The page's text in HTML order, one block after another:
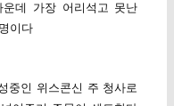
운데 가장 어리석고 못난
이다
중인 위스콘신 주 청사로